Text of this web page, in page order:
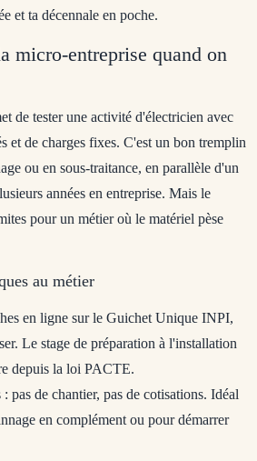
et ta décennale en poche.
micro-entreprise quand on
de tester une activité d'électricien avec
et de charges fixes. C'est un bon tremplin
ou en sous-traitance, en parallèle d'un
années en entreprise. Mais le
pour un métier où le matériel pèse
au métier
en ligne sur le Guichet Unique INPI,
Le stage de préparation à l'installation
depuis la loi PACTE.
: pas de chantier, pas de cotisations. Idéal
en complément ou pour démarrer